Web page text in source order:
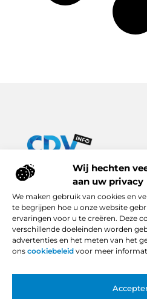
Wij hechten
aan uw privacy
We maken gebruik van cookies en
te begrijpen hoe u onze website
ervaringen voor u te creëren. Deze
verschillende doeleinden worden
advertenties en het meten van het
ons cookiebeleid voor meer
Van praktische tips tot
Ontdek een breed scala aan
leven verrijken, van handige
Bericht categorie
Onze informatie